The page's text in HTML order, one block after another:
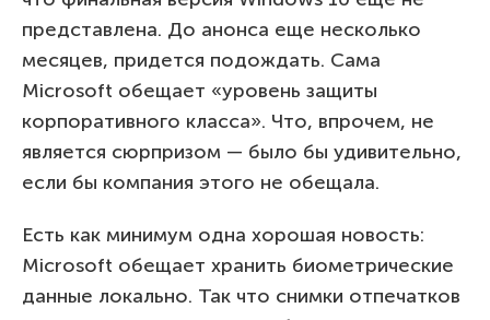
представлена. До анонса еще несколько
месяцев, придется подождать. Сама
Microsoft обещает «уровень защиты
корпоративного класса». Что, впрочем, не
является сюрпризом — было бы удивительно,
если бы компания этого не обещала.
Есть как минимум одна хорошая новость:
Microsoft обещает хранить биометрические
данные локально. Так что снимки отпечатков